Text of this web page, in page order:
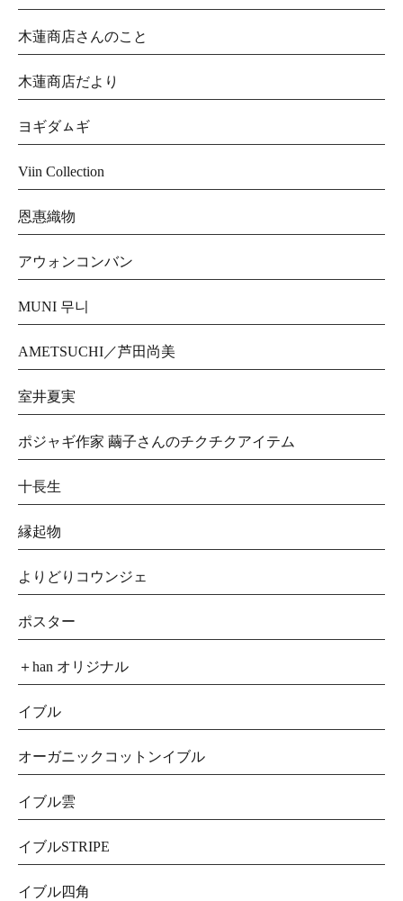
木蓮商店さんのこと
木蓮商店だより
ヨギダㇺギ
Viin Collection
恩惠織物
アウォンコンバン
MUNI 무니
AMETSUCHI／芦田尚美
室井夏実
ポジャギ作家 繭子さんのチクチクアイテム
十長生
縁起物
よりどりコウンジェ
ポスター
＋han オリジナル
イブル
オーガニックコットンイブル
イブル雲
イブルSTRIPE
イブル四角